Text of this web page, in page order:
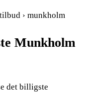
› munkholm
Munkholm
det billigste